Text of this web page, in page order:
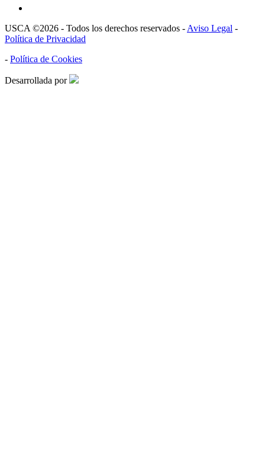
USCA ©2026 - Todos los derechos reservados - Aviso Legal -
Política de Privacidad
- Política de Cookies
Desarrollada por